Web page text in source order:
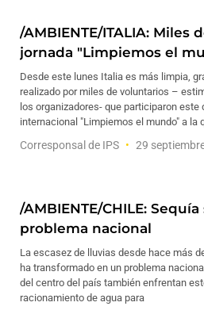
/AMBIENTE/ITALIA: Miles
jornada "Limpiemos el
Desde este lunes Italia es más limpia,
realizado por miles de voluntarios –
los organizadores- que participaron este
internacional "Limpiemos el mundo" a la
Corresponsal de IPS 29
/AMBIENTE/CHILE:
problema nacional
La escasez de lluvias desde hace más
ha transformado en un problema
del centro del país también enfrentan
racionamiento de agua para